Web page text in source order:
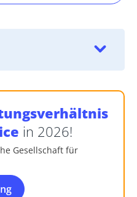
in 2026!
Gesellschaft für